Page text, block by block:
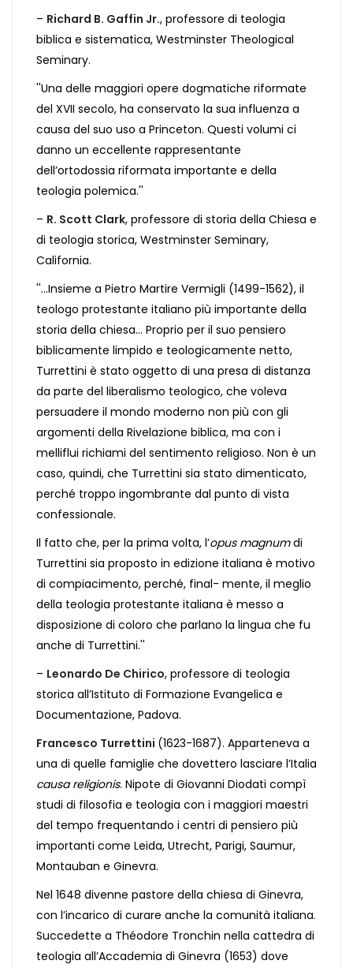
– Richard B. Gaffin Jr., professore di teologia
biblica e sistematica, Westminster Theological
Seminary.
''Una delle maggiori opere dogmatiche riformate
del XVII secolo, ha conservato la sua influenza a
causa del suo uso a Princeton. Questi volumi ci
danno un eccellente rappresentante
dell’ortodossia riformata importante e della
teologia polemica.''
– R. Scott Clark, professore di storia della Chiesa e
di teologia storica, Westminster Seminary,
California.
''...Insieme a Pietro Martire Vermigli (1499-1562), il
teologo protestante italiano più importante della
storia della chiesa... Proprio per il suo pensiero
biblicamente limpido e teologicamente netto,
Turrettini è stato oggetto di una presa di distanza
da parte del liberalismo teologico, che voleva
persuadere il mondo moderno non più con gli
argomenti della Rivelazione biblica, ma con i
melliflui richiami del sentimento religioso. Non è un
caso, quindi, che Turrettini sia stato dimenticato,
perché troppo ingombrante dal punto di vista
confessionale.
Il fatto che, per la prima volta, l’opus magnumdi
Turrettini sia proposto in edizione italiana è motivo
di compiacimento, perché, final- mente, il meglio
della teologia protestante italiana è messo a
disposizione di coloro che parlano la lingua che fu
anche di Turrettini.''
– Leonardo De Chirico, professore di teologia
storica all’Istituto di Formazione Evangelica e
Documentazione, Padova.
Francesco Turrettini (1623-1687). Apparteneva a
una di quelle famiglie che dovettero lasciare l’Italia
causa religionis. Nipote di Giovanni Diodati compì
studi di filosofia e teologia con i maggiori maestri
del tempo frequentando i centri di pensiero più
importanti come Leida, Utrecht, Parigi, Saumur,
Montauban e Ginevra.
Nel 1648 divenne pastore della chiesa di Ginevra,
con l’incarico di curare anche la comunità italiana.
Succedette a Théodore Tronchin nella cattedra di
teologia all’Accademia di Ginevra (1653) dove